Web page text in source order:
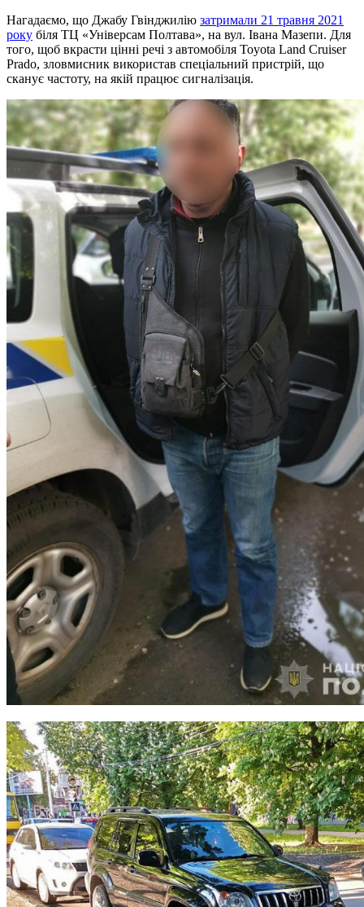
Нагадаємо, що Джабу Гвінджилію затримали 21 травня 2021
року біля ТЦ «Універсам Полтава», на вул. Івана Мазепи. Для
того, щоб вкрасти цінні речі з автомобіля Toyota Land Cruiser
Prado, зловмисник використав спеціальний пристрій, що
сканує частоту, на якій працює сигналізація.